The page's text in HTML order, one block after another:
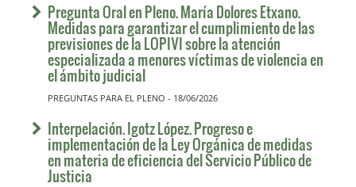
Pregunta Oral en Pleno. María Dolores Etxano.
Medidas para garantizar el cumplimiento de las
previsiones de la LOPIVI sobre la atención
especializada a menores víctimas de violencia en
el ámbito judicial
PREGUNTAS PARA EL PLENO - 18/06/2026
Interpelación. Igotz López. Progreso e
implementación de la Ley Orgánica de medidas
en materia de eficiencia del Servicio Público de
Justicia